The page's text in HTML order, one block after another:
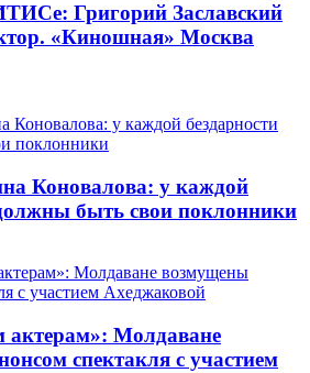
Григорий Заславский
«Киношная» Москва
Коновалова: у каждой
быть свои поклонники
актерам»: Молдаване
спектакля с участием